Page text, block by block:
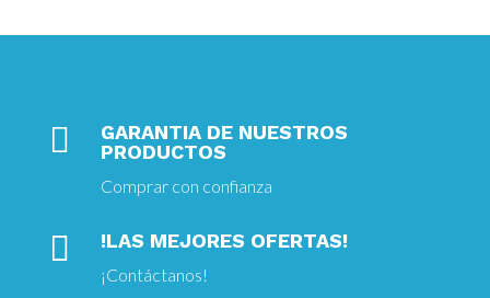

GARANTIA DE NUESTROS
PRODUCTOS
Comprar con confianza
 !LAS MEJORES OFERTAS!
¡Contáctanos!